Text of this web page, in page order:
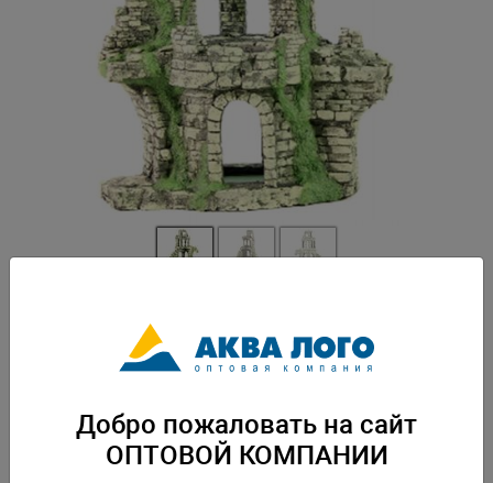
Пластиковая декорация для использования в аквариумистике и
Скачать каталог
Добро пожаловать на сайт
ОПТОВОЙ КОМПАНИИ